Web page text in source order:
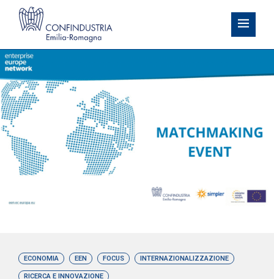
ECONOMIA EEN FOCUS INTERNAZIONALIZZAZIONE
RICERCA E INNOVAZIONE